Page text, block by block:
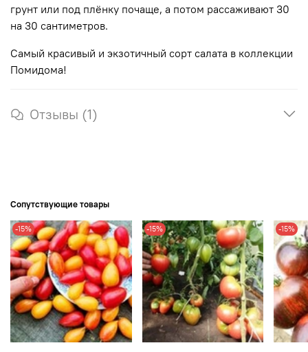
грунт или под плёнку почаще, а потом рассаживают 30
на 30 сантиметров.
Самый красивый и экзотичный сорт салата в коллекции
Помидома!
Отзывы (1)
Сопутствующие товары
-15% -15% -15%